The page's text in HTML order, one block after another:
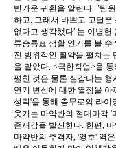
반가운 귀환을 알린다. "팀
하고. 그래서 바쁘고 고달픈
없다고 생각했다"는 이병헌
류승룡표 생활 연기를 볼
전 방위적인 활약을 펼치는
을 맡았다. <극한직업>을
펼친 것은 물론 실감나는
연기 변신에 대한 열정을
성락'을 통해 충무로의 라이
웃기는 마약반의 절대미각 '
존재감을 발산한다. 한편,
마약반의 추격자, '영호' 역